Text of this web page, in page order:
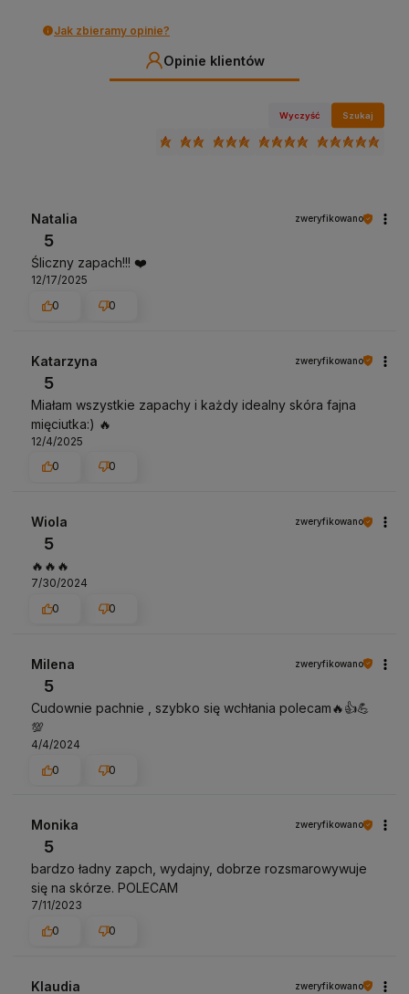
Jak zbieramy opinie?
Opinie klientów
Wyczyść Szukaj
Natalia zweryfikowano
5
Śliczny zapach!!! ❤️
12/17/2025
0
0
Katarzyna zweryfikowano
5
Miałam wszystkie zapachy i każdy idealny skóra fajna
mięciutka:) 🔥
12/4/2025
0
0
Wiola zweryfikowano
5
🔥🔥🔥
7/30/2024
0
0
Milena zweryfikowano
5
Cudownie pachnie , szybko się wchłania polecam🔥👍️💪
💯
4/4/2024
0
0
Monika zweryfikowano
5
bardzo ładny zapch, wydajny, dobrze rozsmarowywuje
się na skórze. POLECAM
7/11/2023
0
0
Klaudia zweryfikowano